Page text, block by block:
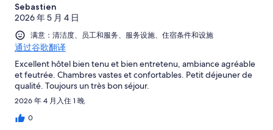
Sebastien
2026 年 5 月 4 日
满意：清洁度、员工和服务、服务设施、住宿条件和设施
通过谷歌翻译
Excellent hôtel bien tenu et bien entretenu, ambiance agréable
et feutrée. Chambres vastes et confortables. Petit déjeuner de
qualité. Toujours un très bon séjour.
2026 年 4 月入住 1 晚
0